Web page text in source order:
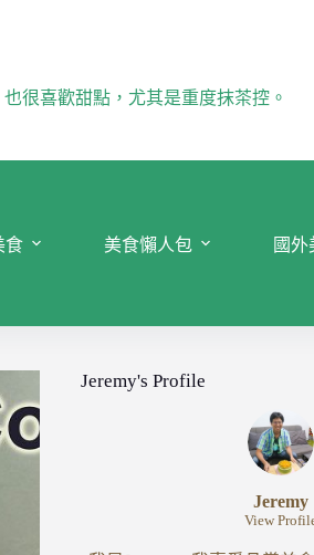
很喜歡甜點，尤其是重度抹茶控。
食 美食懶人包 國外
Jeremy's Profile
Jeremy
View